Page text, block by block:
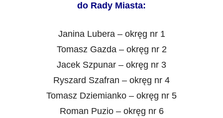
do Rady Miasta:
Janina Lubera – okręg nr 1
Tomasz Gazda – okręg nr 2
Jacek Szpunar – okręg nr 3
Ryszard Szafran – okręg nr 4
Tomasz Dziemianko – okręg nr 5
Roman Puzio – okręg nr 6